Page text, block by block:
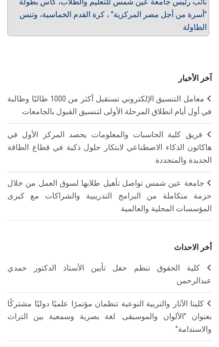
نائب رئيس جامعة عين شمس للتعليم والطلاب، كأس بطولة
"أسرة من أجل مصر المركزية" ، كرة القدم الخماسية، وتنس
الطاولة
آخر الأخبار
معامل التنسيق الإلكتروني تستقبل أكثر من 1000 طالبًا وطالبة
في أول أيام انطلاق المرحلة الأولى لتنسيق القبول بالجامعات
فريق كلية الحاسبات والمعلومات يحصد المركز الأول في
هاكاثون الذكاء الاصطناعي لابتكار حلول ذكية في قطاع الطاقة
الجديدة والمتجددة
جامعة عين شمس تواصل تأهيل طلابها لسوق العمل من خلال
حزمة متكاملة من البرامج التدريبية والشراكات مع كبرى
المؤسسات المحلية والعالمية
أخر الاحداث
كلية الحقوق تنظم حفل تأبين الأستاذ الدكتور حمدي
عبدالرحمن
كليتا الآثار والتربية النوعية تنظمان مؤتمرًا علميًا دوليًا مشتركًا
بعنوان "الألوان والموسيقى: لغة بصرية وسمعية بين التراث
والاستدامة"